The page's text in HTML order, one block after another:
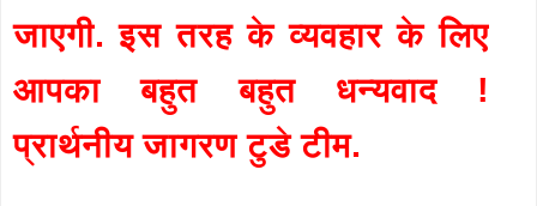
जाएगी. इस तरह के व्यवहार के लिए
आपका बहुत बहुत धन्यवाद !
प्रार्थनीय जागरण टुडे टीम.